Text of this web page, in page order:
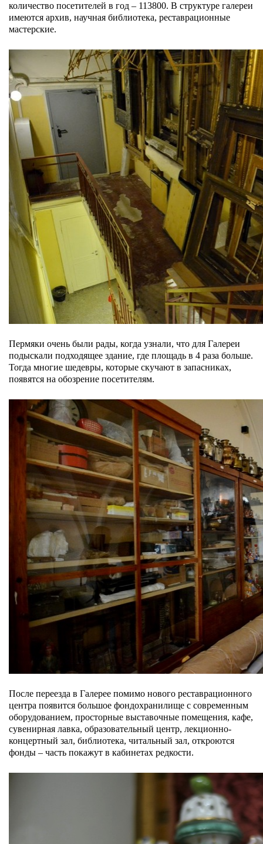
количество посетителей в год – 113800. В структуре галереи
имеются архив, научная библиотека, реставрационные
мастерские.
Пермяки очень были рады, когда узнали, что для Галереи
подыскали подходящее здание, где площадь в 4 раза больше.
Тогда многие шедевры, которые скучают в запасниках,
появятся на обозрение посетителям.
После переезда в Галерее помимо нового реставрационного
центра появится большое фондохранилище с современным
оборудованием, просторные выставочные помещения, кафе,
сувенирная лавка, образовательный центр, лекционно-
концертный зал, библиотека, читальный зал, откроются
фонды – часть покажут в кабинетах редкости.